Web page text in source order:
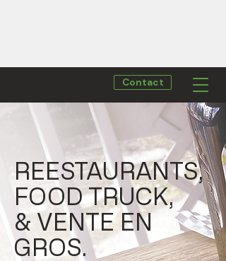
Contact
REESTAURANTS,
FOOD TRUCK,
& VENTE EN
GROS.